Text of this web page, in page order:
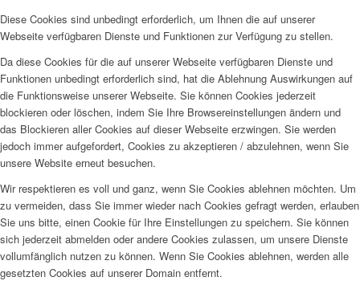
Diese Cookies sind unbedingt erforderlich, um Ihnen die auf unserer
Webseite verfügbaren Dienste und Funktionen zur Verfügung zu stellen.
Da diese Cookies für die auf unserer Webseite verfügbaren Dienste und
Funktionen unbedingt erforderlich sind, hat die Ablehnung Auswirkungen auf
die Funktionsweise unserer Webseite. Sie können Cookies jederzeit
blockieren oder löschen, indem Sie Ihre Browsereinstellungen ändern und
das Blockieren aller Cookies auf dieser Webseite erzwingen. Sie werden
jedoch immer aufgefordert, Cookies zu akzeptieren / abzulehnen, wenn Sie
unsere Website erneut besuchen.
Wir respektieren es voll und ganz, wenn Sie Cookies ablehnen möchten. Um
zu vermeiden, dass Sie immer wieder nach Cookies gefragt werden, erlauben
Sie uns bitte, einen Cookie für Ihre Einstellungen zu speichern. Sie können
sich jederzeit abmelden oder andere Cookies zulassen, um unsere Dienste
vollumfänglich nutzen zu können. Wenn Sie Cookies ablehnen, werden alle
gesetzten Cookies auf unserer Domain entfernt.